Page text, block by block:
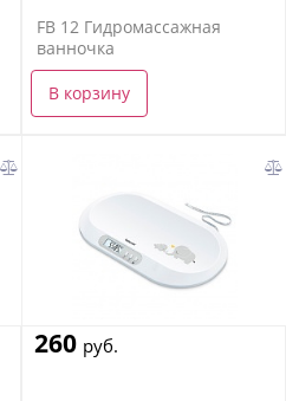
FB 12 Гидромассажная
ванночка
В корзину
260 руб.